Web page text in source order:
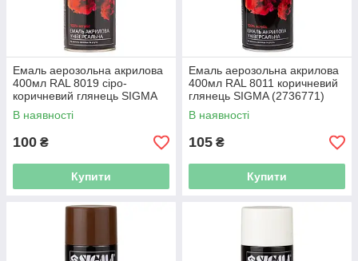
Емаль аерозольна акрилова
400мл RAL 8019 сіро-
коричневий глянець SIGMA
(2736731)
В наявності
100 ₴
Купити
Емаль аерозольна акрилова
400мл RAL 8011 коричневий
глянець SIGMA (2736771)
В наявності
105 ₴
Купити